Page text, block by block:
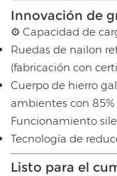
Innovación de
⚙️ Capacidad de
Ruedas de nailon
(fabricación con
Cuerpo de hierro
ambientes con
Funcionamiento
Tecnología de
Listo para el